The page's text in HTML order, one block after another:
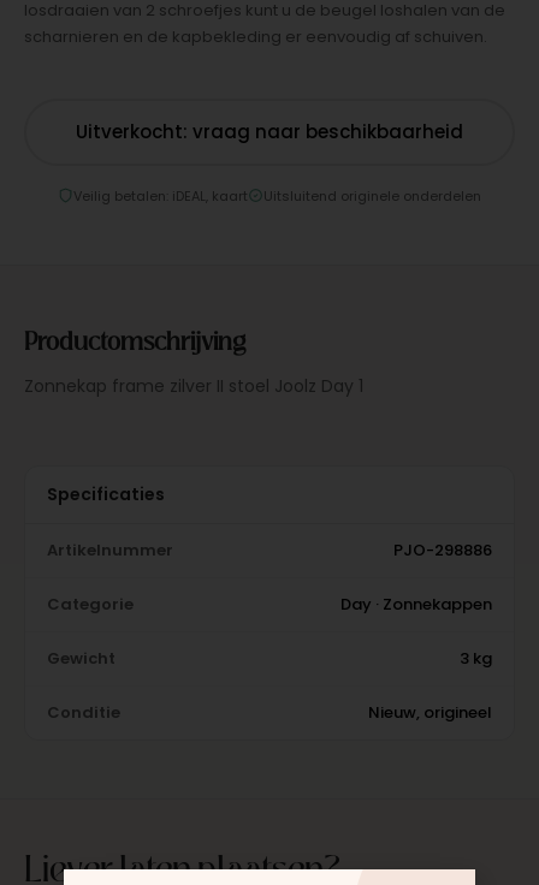
losdraaien van 2 schroefjes kunt u de beugel loshalen van de
scharnieren en de kapbekleding er eenvoudig af schuiven.
Uitverkocht: vraag naar beschikbaarheid
Veilig betalen: iDEAL, kaart Uitsluitend originele onderdelen
Productomschrijving
Zonnekap frame zilver II stoel Joolz Day 1
Specificaties
Artikelnummer PJO-298886
Categorie Day · Zonnekappen
Gewicht 3 kg
Conditie Nieuw, origineel
Liever laten plaatsen?